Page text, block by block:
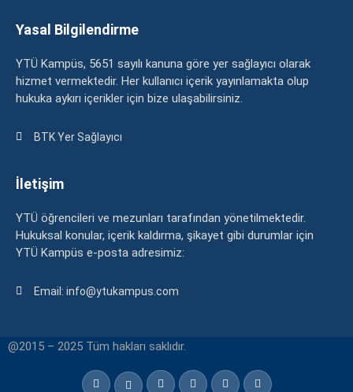
Yasal Bilgilendirme
YTÜ Kampüs, 5651 sayılı kanuna göre yer sağlayıcı olarak
hizmet vermektedir. Her kullanıcı içerik yayınlamakta olup
hukuka aykırı içerikler için bize ulaşabilirsiniz.
BTK Yer Sağlayıcı
İletişim
YTÜ öğrencileri ve mezunları tarafından yönetilmektedir.
Hukuksal konular, içerik kaldırma, şikayet gibi durumlar için
YTÜ Kampüs e-posta adresimiz:
Email: info@ytukampus.com
@2015 – 2025 Tüm hakları saklıdır.